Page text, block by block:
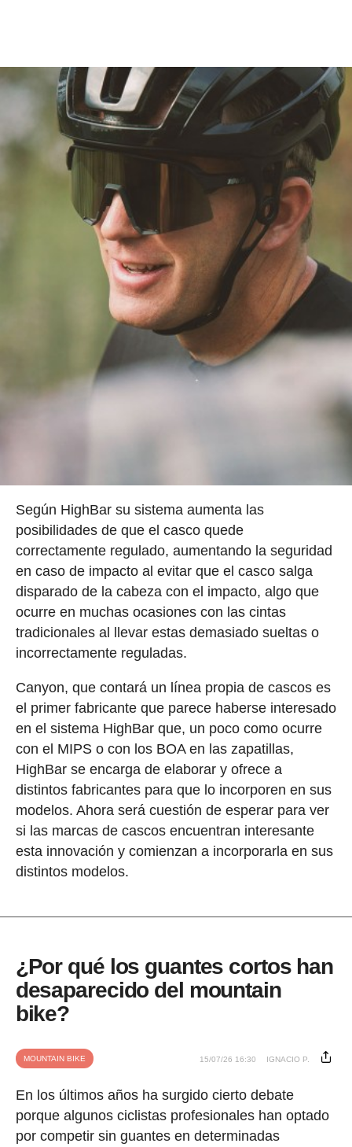
Según HighBar su sistema aumenta las
posibilidades de que el casco quede
correctamente regulado, aumentando la seguridad
en caso de impacto al evitar que el casco salga
disparado de la cabeza con el impacto, algo que
ocurre en muchas ocasiones con las cintas
tradicionales al llevar estas demasiado sueltas o
incorrectamente reguladas.
Canyon, que contará un línea propia de cascos es
el primer fabricante que parece haberse interesado
en el sistema HighBar que, un poco como ocurre
con el MIPS o con los BOA en las zapatillas,
HighBar se encarga de elaborar y ofrece a
distintos fabricantes para que lo incorporen en sus
modelos. Ahora será cuestión de esperar para ver
si las marcas de cascos encuentran interesante
esta innovación y comienzan a incorporarla en sus
distintos modelos.
¿Por qué los guantes cortos han
desaparecido del mountain
bike?
MOUNTAIN BIKE 15/07/26 16:30 IGNACIO P.
En los últimos años ha surgido cierto debate
porque algunos ciclistas profesionales han optado
por competir sin guantes en determinadas